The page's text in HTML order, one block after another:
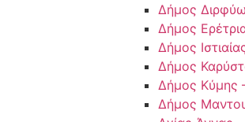
Δήμος
Δήμος
Δήμος
Δήμος
Δήμος Κύμης
Δήμος